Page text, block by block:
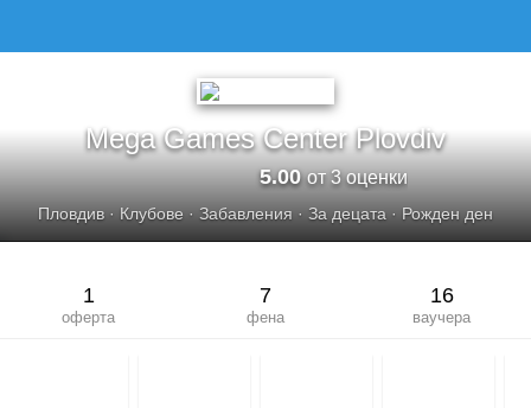
Mega Games Center Plovdiv
5.00от 3 оценки
Пловдив· Клубове · Забавления · За децата · Рожден ден
1
оферта
7
фена
16
ваучера